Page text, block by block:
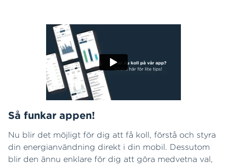
Så funkar appen!
Nu blir det möjligt för dig att få koll, förstå och styra
din energianvändning direkt i din mobil. Dessutom
blir den ännu enklare för dig att göra medvetna val,